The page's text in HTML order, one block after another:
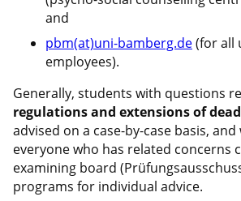
and
pbm(at)uni-bamberg.de(for all
employees).
Generally, students with questions
regulations and extensions of
advised on a case-by-case basis,
everyone who has related concerns
examining board
programs for individual advice.